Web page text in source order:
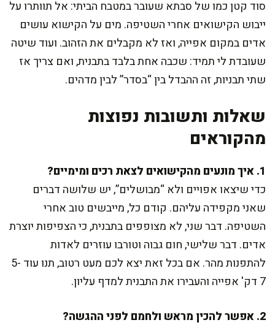
סוד קטן כמו של סבתא שעובר במטבח הביתי: אל תוותרו על
ייבוש הקישואים אחרי השטיפה. מים על הקישוא עושים
אדים במקום אפייה, ואז לא מקבלים את הזהוב. ועוד שיטה
שעובדת לי תמיד: שכבה אחת בלבד בתבנית, ואם צריך אז
שתי תבניות, זה ההבדל בין “בסדר” לבין מדהים.
שאלות ותשובות נפוצות
מהקוראים
1. איך מונעים מהקישואים לצאת רכים ומימיים?
כדי שיצאו אפויים ולא “מבושלים”, יש שלושה דברים
שאני מקפידה עליהם. קודם כל, מייבשים טוב אחרי
השטיפה. דבר שני, לא מצופפים בתבנית, כי הצפיפות יוצרת
אדים. דבר שלישי, חום גבוה וטורבו עוזרים לאדות
להתפנות מהר. אם בכל זאת יצא לכם מעט רטוב, תנו עוד 5-
7 דק' אפייה והעבירו את התבנית למדף עליון.
2. אפשר להכין מראש ולחמם לפני ההגשה?